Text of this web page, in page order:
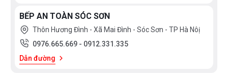
BẾP AN TOÀN SÓC SƠN
Thôn Hương Đình - Xã Mai Đình - Sóc Sơn - TP Hà Nôị
0976.665.669 - 0912.331.335
Dẫn đường